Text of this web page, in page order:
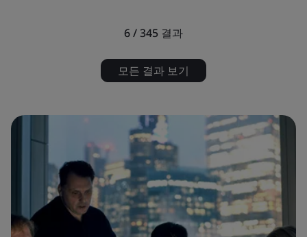
6 / 345 결과
모든 결과 보기